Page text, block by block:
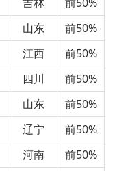
山东
前50%
江西
前50%
四川
前50%
山东
前50%
辽宁
前50%
河南
前50%